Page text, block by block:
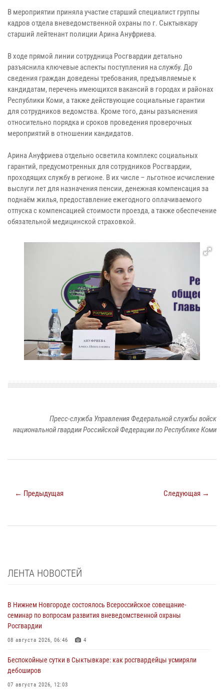
В мероприятии приняла участие старший специалист группы
кадров отдела вневедомственной охраны по г. Сыктывкару
старший лейтенант полиции Арина Ануфриева.
В ходе прямой линии сотрудница Росгвардии детально
разъяснила ключевые аспекты поступления на службу. До
сведения граждан доведены требования, предъявляемые к
кандидатам, перечень имеющихся вакансий в городах и районах
Республики Коми, а также действующие социальные гарантии
для сотрудников ведомства. Кроме того, даны разъяснения
относительно порядка и сроков проведения проверочных
мероприятий в отношении кандидатов.
Арина Ануфриева отдельно осветила комплекс социальных
гарантий, предусмотренных для сотрудников Росгвардии,
проходящих службу в регионе. В их числе – льготное исчисление
выслуги лет для назначения пенсии, денежная компенсация за
поднаём жилья, предоставление ежегодного оплачиваемого
отпуска с компенсацией стоимости проезда, а также обеспечение
обязательной медицинской страховкой.
Пресс-служба Управления Федеральной службы войск
национальной гвардии Российской Федерации по Республике Коми
← Предыдущая Следующая →
ЛЕНТА НОВОСТЕЙ
В Нижнем Новгороде состоялось Всероссийское совещание-
семинар по вопросам развития вневедомственной охраны
Росгвардии
08 августа 2026, 06:46 4
Беспокойные сутки в Сыктывкаре: как росгвардейцы усмиряли
дебоширов
07 августа 2026, 12:03